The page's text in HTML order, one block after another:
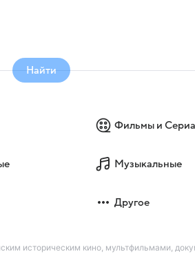
Найти
Фильмы и
Музыкальные
Другое
историческим кино, мультфильмами,